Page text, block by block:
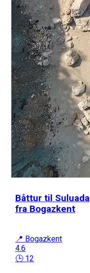
Båttur til Suluada
fra Bogazkent
📍 Bogazkent
4.6
🕒 12